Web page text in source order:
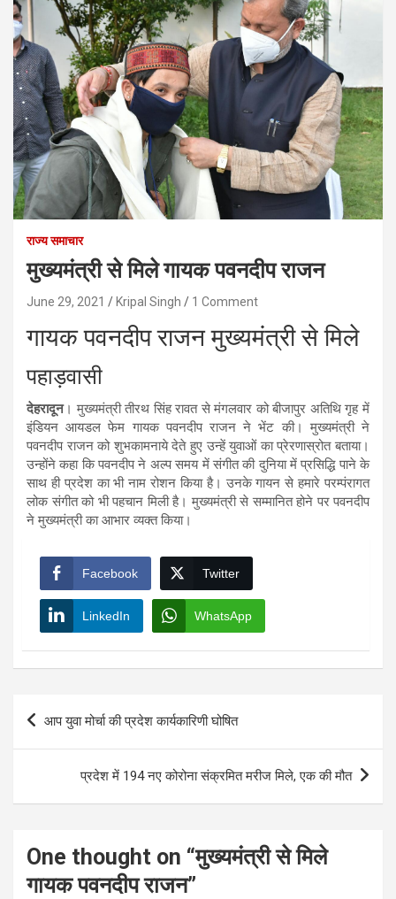
राज्य समाचार
मुख्यमंत्री से मिले गायक पवनदीप राजन
June 29, 2021 Kripal Singh 1 Comment
गायक पवनदीप राजन मुख्यमंत्री से मिले
पहाड़वासी
देहरादून। मुख्यमंत्री तीरथ सिंह रावत से मंगलवार को बीजापुर अतिथि गृह में
इंडियन आयडल फेम गायक पवनदीप राजन ने भेंट की। मुख्यमंत्री ने
पवनदीप राजन को शुभकामनाये देते हुए उन्हें युवाओं का प्रेरणास्रोत बताया।
उन्होंने कहा कि पवनदीप ने अल्प समय में संगीत की दुनिया में प्रसिद्धि पाने के
साथ ही प्रदेश का भी नाम रोशन किया है। उनके गायन से हमारे परम्पंरागत
लोक संगीत को भी पहचान मिली है। मुख्यमंत्री से सम्मानित होने पर पवनदीप
ने मुख्यमंत्री का आभार व्यक्त किया।
Facebook Twitter
LinkedIn WhatsApp
Post
navigation
आप युवा मोर्चा की प्रदेश कार्यकारिणी घोषित
प्रदेश में 194 नए कोरोना संक्रमित मरीज मिले, एक की मौत
One thought on “मुख्यमंत्री से मिले
गायक पवनदीप राजन”